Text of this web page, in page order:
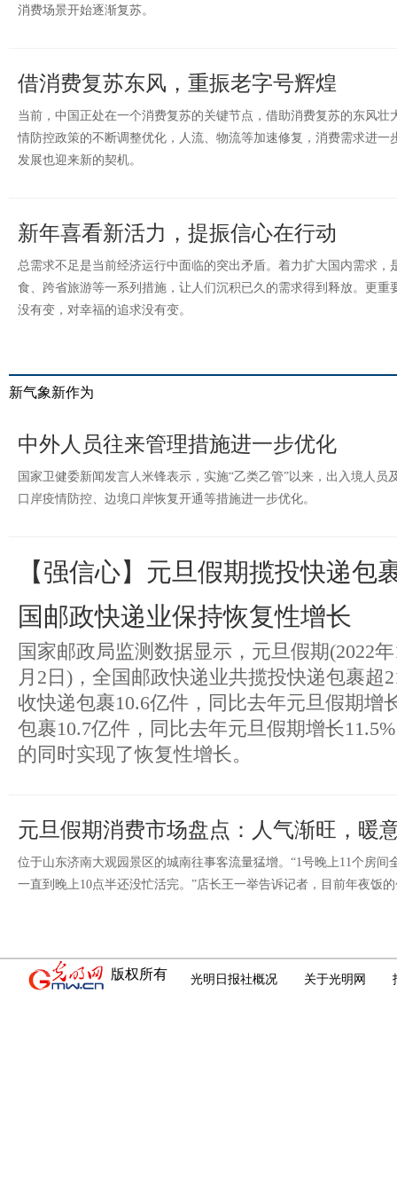
消费场景开始逐渐复苏。
借消费复苏东风，重振老字号辉煌
当前，中国正处在一个消费复苏的关键节点，借助消费复苏的东风壮
情防控政策的不断调整优化，人流、物流等加速修复，消费需求进一
发展也迎来新的契机。
新年喜看新活力，提振信心在行动
总需求不足是当前经济运行中面临的突出矛盾。着力扩大国内需求，
食、跨省旅游等一系列措施，让人们沉积已久的需求得到释放。更重
没有变，对幸福的追求没有变。
新气象新作为
中外人员往来管理措施进一步优化
国家卫健委新闻发言人米锋表示，实施“乙类乙管”以来，出入境人员
口岸疫情防控、边境口岸恢复开通等措施进一步优化。
【强信心】元旦假期揽投快递包
国邮政快递业保持恢复性增长
国家邮政局监测数据显示，元旦假期(2022
月2日)，全国邮政快递业共揽投快递包裹超
收快递包裹10.6亿件，同比去年元旦假期增
包裹10.7亿件，同比去年元旦假期增长
的同时实现了恢复性增长。
元旦假期消费市场盘点：人气渐旺，暖
位于山东济南大观园景区的城南往事客流量猛增。“1号晚上11个房间
一直到晚上10点半还没忙活完。”店长王一举告诉记者，目前年夜饭
版权所有 光明日报社概况 关于光明网